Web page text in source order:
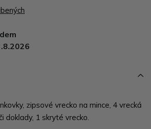
zipsové vrecko na mince, 4 vrecká
doklady, 1 skryté vrecko.